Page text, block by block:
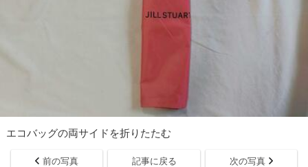
エコバッグの両サイドを折りたたむ
前の写真 記事に戻る 次の写真